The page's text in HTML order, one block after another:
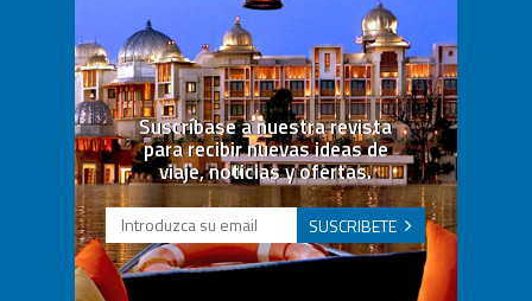
Suscríbase a nuestra revista
para recibir nuevas ideas de
viaje, noticias y ofertas.
SUSCRIBETE